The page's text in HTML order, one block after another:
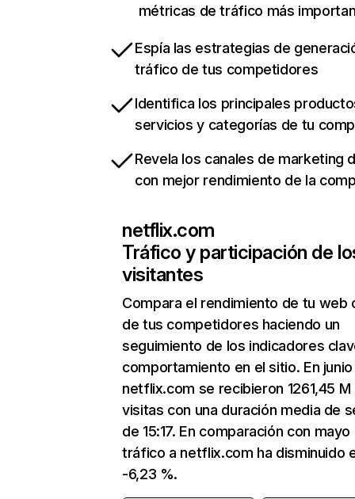
métricas de tráfico más
Espía las estrategias de
tráfico de tus competidores
Identifica los principales
servicios y categorías de tu
Revela los canales de marketing
con mejor rendimiento de la
netflix.com
Tráfico y participación de
visitantes
Compara el rendimiento de tu web
de tus competidores haciendo un
seguimiento de los indicadores
comportamiento en el sitio. En junio
netflix.com se recibieron 1261,45 M
visitas con una duración media de
de 15:17. En comparación con mayo
tráfico a netflix.com ha disminuido
-6,23 %.